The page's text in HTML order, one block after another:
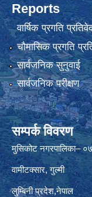
Reports
वार्षिक प्रगति
चौमासिक प्रगति
सार्वजनिक सुनुवाई
सार्वजनिक परीक्षण
सम्पर्क विवरण
मुसिकोट नगरपालिका–
वामीटक्सार, गुल्मी
लुम्बिनी प्रदेश,नेपाल